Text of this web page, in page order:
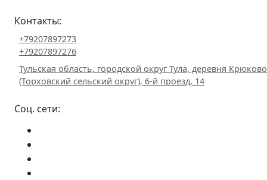
Контакты:
+79207897273
+79207897276
Тульская область, городской округ Тула, деревня Крюково
(Торховский сельский округ), 6-й проезд, 14
Соц. сети: